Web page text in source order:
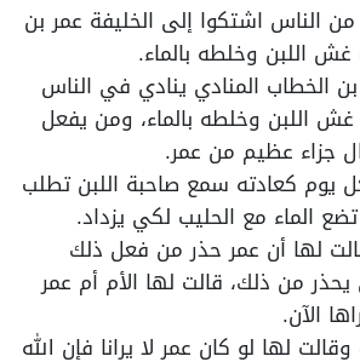
من الناس اشتكوا إلى الخليفة عمر بن
غش اللبن وخلطه بالماء.
الخطاب المنادي ينادي في الناس
اللبن وخلطه بالماء، ومن يفعل
جزاء عظيم من عمر.
يوم كعادته سمع صاحبة اللبن تطلب
الماء مع الحليب لكي يزداد.
لها أن عمر حذر من فعل ذلك
من ذلك، قالت لها الأم أم عمر
الآن.
لها لو كان عمر لا يرانا فإن الله